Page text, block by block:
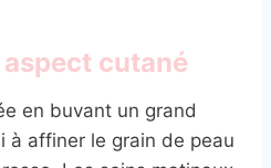
cutané
en buvant un grand
à affiner le grain de peau